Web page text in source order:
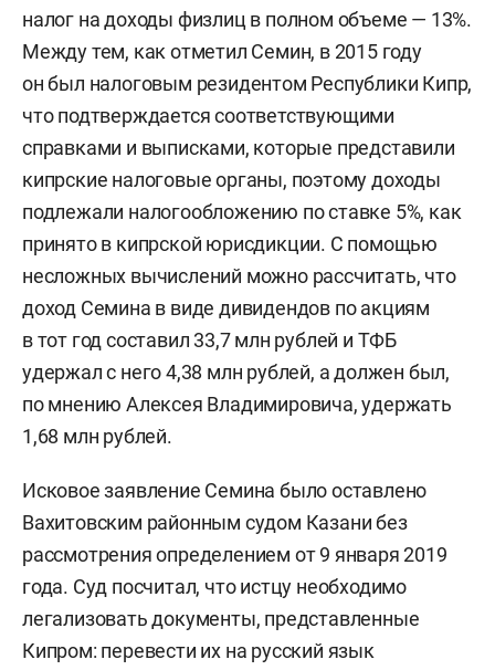
налог на доходы физлиц в полном объеме — 13%.
Между тем, как отметил Семин, в 2015 году
он был налоговым резидентом Республики Кипр,
что подтверждается соответствующими
справками и выписками, которые представили
кипрские налоговые органы, поэтому доходы
подлежали налогообложению по ставке 5%, как
принято в кипрской юрисдикции. С помощью
несложных вычислений можно рассчитать, что
доход Семина в виде дивидендов по акциям
в тот год составил 33,7 млн рублей и ТФБ
удержал с него 4,38 млн рублей, а должен был,
по мнению Алексея Владимировича, удержать
1,68 млн рублей.
Исковое заявление Семина было оставлено
Вахитовским районным судом Казани без
рассмотрения определением от 9 января 2019
года. Суд посчитал, что истцу необходимо
легализовать документы, представленные
Кипром: перевести их на русский язык